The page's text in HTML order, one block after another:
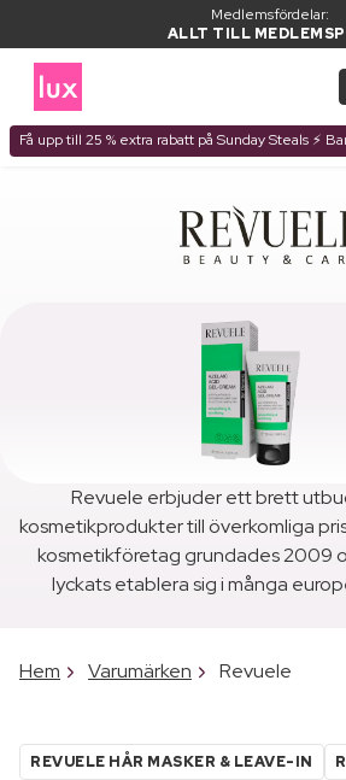
Medlemsfördelar:
ALLT TILL
Få upp till 25 % extra rabatt på Sunday Steals ⚡
Revuele erbjuder ett brett
kosmetikprodukter till överkomliga
kosmetikföretag grundades 2009
lyckats etablera sig i många
Hem Varumärken Revuele
REVUELE HÅR MASKER & LEAVE-IN